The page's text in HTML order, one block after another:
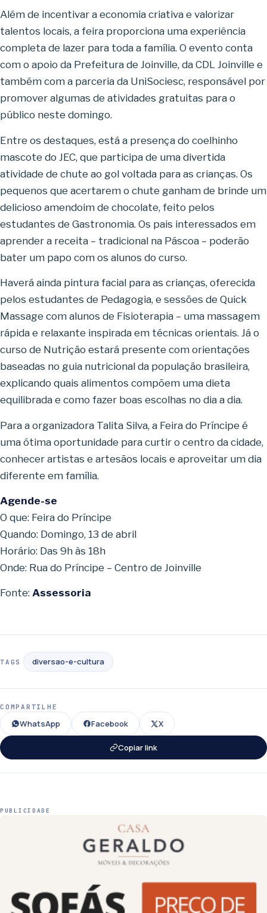
Além de incentivar a economia criativa e valorizar
talentos locais, a feira proporciona uma experiência
completa de lazer para toda a família. O evento conta
com o apoio da Prefeitura de Joinville, da CDL Joinville e
também com a parceria da UniSociesc, responsável por
promover algumas de atividades gratuitas para o
público neste domingo.
Entre os destaques, está a presença do coelhinho
mascote do JEC, que participa de uma divertida
atividade de chute ao gol voltada para as crianças. Os
pequenos que acertarem o chute ganham de brinde um
delicioso amendoim de chocolate, feito pelos
estudantes de Gastronomia. Os pais interessados em
aprender a receita – tradicional na Páscoa – poderão
bater um papo com os alunos do curso.
Haverá ainda pintura facial para as crianças, oferecida
pelos estudantes de Pedagogia, e sessões de Quick
Massage com alunos de Fisioterapia – uma massagem
rápida e relaxante inspirada em técnicas orientais. Já o
curso de Nutrição estará presente com orientações
baseadas no guia nutricional da população brasileira,
explicando quais alimentos compõem uma dieta
equilibrada e como fazer boas escolhas no dia a dia.
Para a organizadora Talita Silva, a Feira do Príncipe é
uma ótima oportunidade para curtir o centro da cidade,
conhecer artistas e artesãos locais e aproveitar um dia
diferente em família.
Agende-se
O que: Feira do Príncipe
Quando: Domingo, 13 de abril
Horário: Das 9h às 18h
Onde: Rua do Príncipe – Centro de Joinville
Fonte: Assessoria
TAGS diversao-e-cultura
COMPARTILHE
WhatsApp Facebook X
Copiar link
PUBLICIDADE